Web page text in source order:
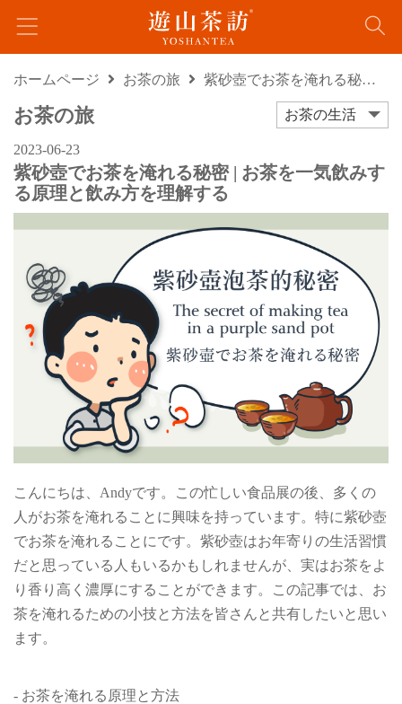
ホームページ お茶の旅 紫砂壺でお茶を淹れる秘密 | お茶を一気飲みする原理と飲み方を理解する
お茶の旅 お茶の生活
2023-06-23
紫砂壺でお茶を淹れる秘密 | お茶を一気飲みす
る原理と飲み方を理解する
こんにちは、Andyです。この忙しい食品展の後、多くの
人がお茶を淹れることに興味を持っています。特に紫砂壺
でお茶を淹れることにです。紫砂壺はお年寄りの生活習慣
だと思っている人もいるかもしれませんが、実はお茶をよ
り香り高く濃厚にすることができます。この記事では、お
茶を淹れるための小技と方法を皆さんと共有したいと思い
ます。
- お茶を淹れる原理と方法